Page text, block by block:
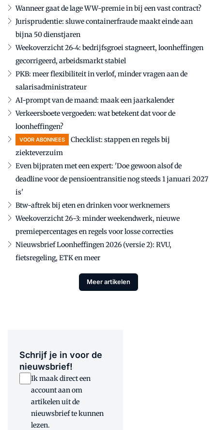
Wanneer gaat de lage WW-premie in bij een vast contract?
Jurisprudentie: sluwe containerfraude maakt einde aan
bijna 50 dienstjaren
Weekoverzicht 26‑4: bedrijfsgroei stagneert, loonheffingen
gecorrigeerd, arbeidsmarkt stabiel
PKB: meer flexibiliteit in verlof, minder vragen aan de
salarisadministrateur
AI-prompt van de maand: maak een jaarkalender
Verkeersboete vergoeden: wat betekent dat voor de
loonheffingen?
VOOR ABONNEES
Checklist: stappen en regels bij
ziekteverzuim
Even bijpraten met een expert: 'Doe gewoon alsof de
deadline voor de pensioentransitie nog steeds 1 januari 2027
is'
Btw-aftrek bij eten en drinken voor werknemers
Weekoverzicht 26-3: minder weekendwerk, nieuwe
premiepercentages en regels voor losse correcties
Nieuwsbrief Loonheffingen 2026 (versie 2): RVU,
fietsregeling, ETK en meer
Meer artikelen
Schrijf je in voor de
nieuwsbrief!
Ik maak direct een
account aan om
artikelen uit de
nieuwsbrief te kunnen
lezen.